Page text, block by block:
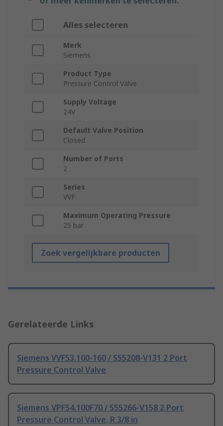
Alles selecteren
Merk
Siemens
Product Type
Pressure Control Valve
Supply Voltage
24V
Default Valve Position
Closed
Number of Ports
2
Series
VVF
Maximum Operating Pressure
25 bar
Zoek vergelijkbare producten
Gerelateerde Links
Siemens VVF53.100-160 / S55208-V131 2 Port
Pressure Control Valve
Siemens VPF54.100F70 / S55266-V158 2 Port
Pressure Control Valve, R 3/8 in